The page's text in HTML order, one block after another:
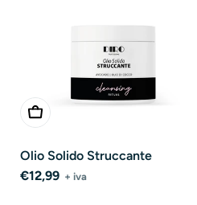
Add To Cart
Olio Solido Struccante
Regular
€12,99 + iva